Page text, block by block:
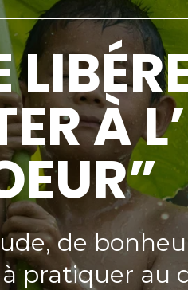
À
de
pratiquer au